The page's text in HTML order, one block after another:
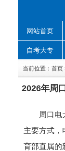
网站首页
自考大专
当前位置： 首页
2026年周
周口电大
主要方式，
育部直属的